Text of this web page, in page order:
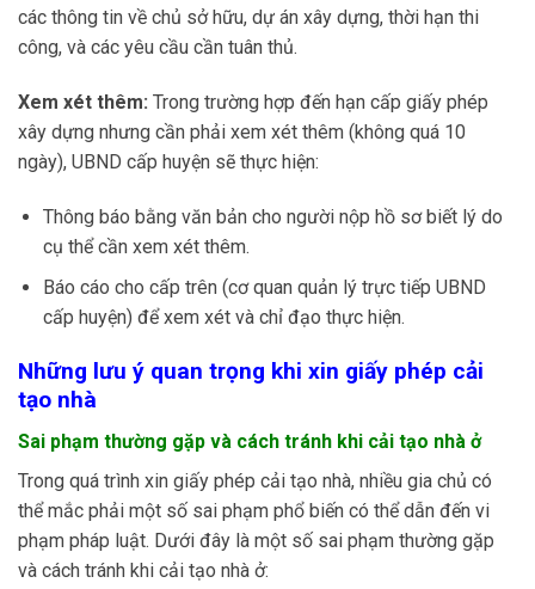
các thông tin về chủ sở hữu, dự án xây dựng, thời hạn thi
công, và các yêu cầu cần tuân thủ.
Xem xét thêm: Trong trường hợp đến hạn cấp giấy phép
xây dựng nhưng cần phải xem xét thêm (không quá 10
ngày), UBND cấp huyện sẽ thực hiện:
Thông báo bằng văn bản cho người nộp hồ sơ biết lý do
cụ thể cần xem xét thêm.
Báo cáo cho cấp trên (cơ quan quản lý trực tiếp UBND
cấp huyện) để xem xét và chỉ đạo thực hiện.
Những lưu ý quan trọng khi xin giấy phép cải
tạo nhà
Sai phạm thường gặp và cách tránh khi cải tạo nhà ở
Trong quá trình xin giấy phép cải tạo nhà, nhiều gia chủ có
thể mắc phải một số sai phạm phổ biến có thể dẫn đến vi
phạm pháp luật. Dưới đây là một số sai phạm thường gặp
và cách tránh khi cải tạo nhà ở: